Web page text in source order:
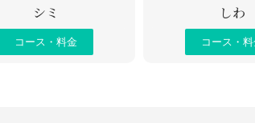
シミ
コース・料金
しわ
コース・